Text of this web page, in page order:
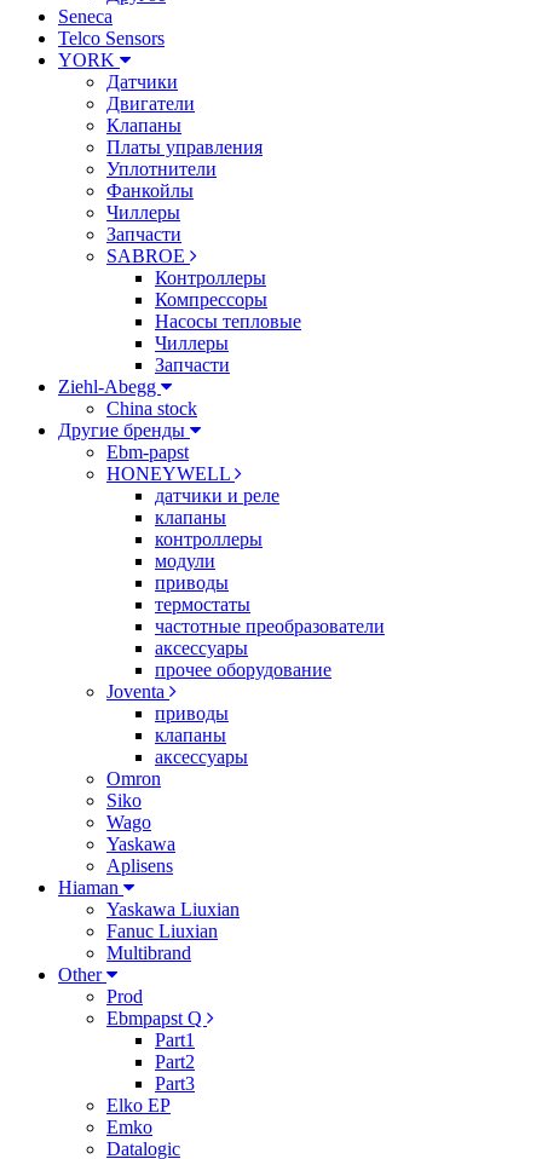
Seneca
Telco Sensors
YORK
Датчики
Двигатели
Клапаны
Платы управления
Уплотнители
Фанкойлы
Чиллеры
Запчасти
SABROE
Контроллеры
Компрессоры
Насосы тепловые
Чиллеры
Запчасти
Ziehl-Abegg
China stock
Другие бренды
Ebm-papst
HONEYWELL
датчики и реле
клапаны
контроллеры
модули
приводы
термостаты
частотные преобразователи
аксессуары
прочее оборудование
Joventa
приводы
клапаны
аксессуары
Omron
Siko
Wago
Yaskawa
Aplisens
Hiaman
Yaskawa Liuxian
Fanuc Liuxian
Multibrand
Other
Prod
Ebmpapst Q
Part1
Part2
Part3
Elko EP
Emko
Datalogic